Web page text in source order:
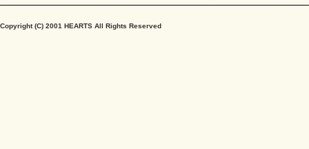
Copyright (C) 2001 HEARTS All Rights Reserved